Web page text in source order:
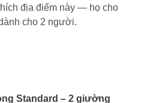
địa điểm này — họ cho
cho 2 người.
Standard – 2 giường